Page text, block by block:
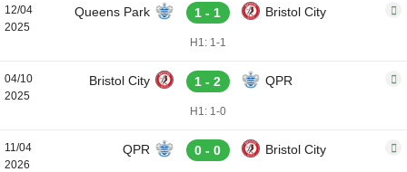
12/04
2025
Queens Park 1 - 1 Bristol City
H1: 1-1
04/10
2025
Bristol City 1 - 2 QPR
H1: 1-0
11/04
2026
QPR 0 - 0 Bristol City